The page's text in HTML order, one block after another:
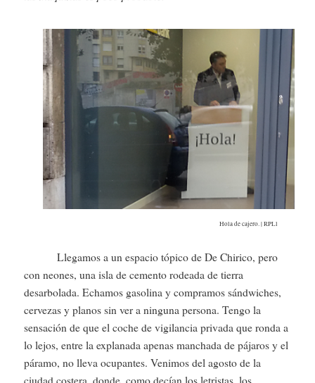
Hola de cajero. | RPLl
Llegamos a un espacio tópico de De Chirico, pero
con neones, una isla de cemento rodeada de tierra
desarbolada. Echamos gasolina y compramos sándwiches,
cervezas y planos sin ver a ninguna persona. Tengo la
sensación de que el coche de vigilancia privada que ronda a
lo lejos, entre la explanada apenas manchada de pájaros y el
páramo, no lleva ocupantes. Venimos del agosto de la